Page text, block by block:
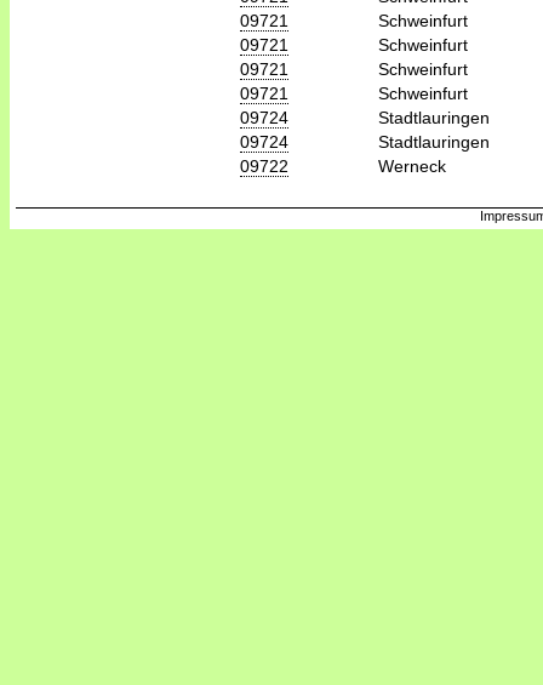
09721
Schweinfurt
09721
Schweinfurt
09721
Schweinfurt
09721
Schweinfurt
09724
Stadtlauringen
09724
Stadtlauringen
09722
Werneck